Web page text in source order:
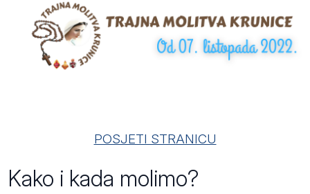
POSJETI STRANICU
Kako i kada molimo?